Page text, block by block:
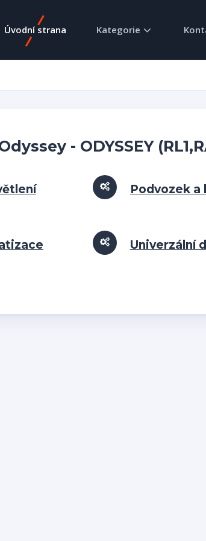
Úvodní strana Kategorie
- ODYSSEY
Podvozek a
Univerzální